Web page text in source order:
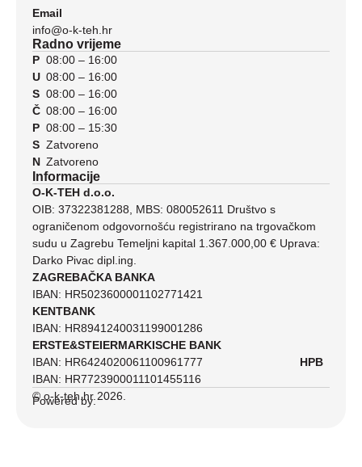
Email
info@o-k-teh.hr
Radno vrijeme
P
U
S
Č
P
S
N
08:00 – 16:00
08:00 – 16:00
08:00 – 16:00
08:00 – 16:00
08:00 – 15:30
Zatvoreno
Zatvoreno
Informacije
O-K-TEH d.o.o.
OIB: 37322381288, MBS: 080052611 Društvo s
ograničenom odgovornošću registrirano na trgovačkom
sudu u Zagrebu Temeljni kapital 1.367.000,00 € Uprava:
Darko Pivac dipl.ing.
ZAGREBAČKA BANKA
IBAN: HR5023600001102771421
KENTBANK
IBAN: HR8941240031199001286
ERSTE&STEIERMARKISCHE BANK
IBAN: HR6424020061100961777 HPB
IBAN: HR7723900011101455116
© o-k-teh.hr 2026.
Powered by: